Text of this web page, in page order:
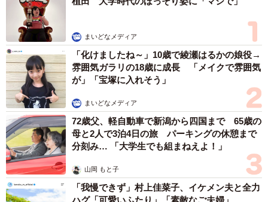
まいどなファミリー
（新着記事順）
森岡 浩
姓氏研究家 園田学園女子大学学長
もっと見る